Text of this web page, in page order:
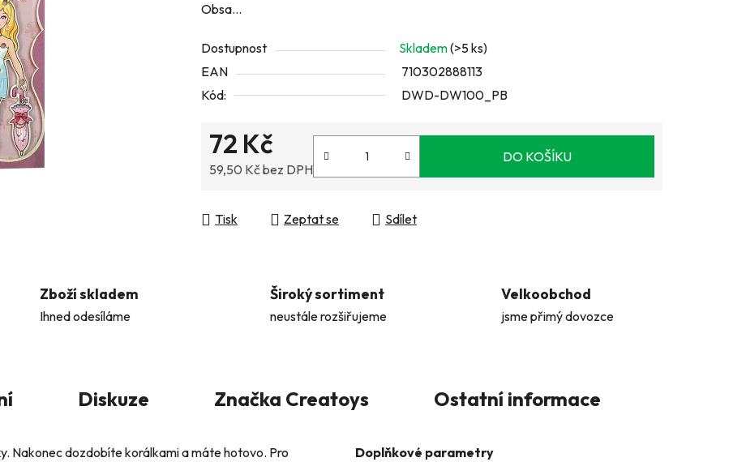
z
hvězdiček.
Obsa...
Dostupnost Skladem(>5 ks)
EAN
710302888113
Kód:
DWD-DW100_PB
72 Kč
59,50 Kč bez DPH
DO KOŠÍKU
Tisk Zeptat se Sdílet
Zboží skladem
Ihned odesíláme
Široký sortiment
neustále rozšiřujeme
Velkoobchod
jsme přimý dovozce
Diskuze Značka Creatoys Ostatní informace
Nakonec dozdobíte korálkami a máte hotovo. Pro
Doplňkové parametry